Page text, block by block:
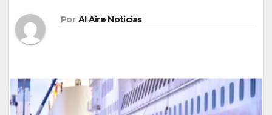
Por Al Aire Noticias